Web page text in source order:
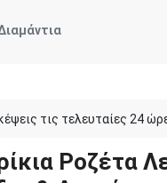
τις τελευταίες 24
Ροζέτα